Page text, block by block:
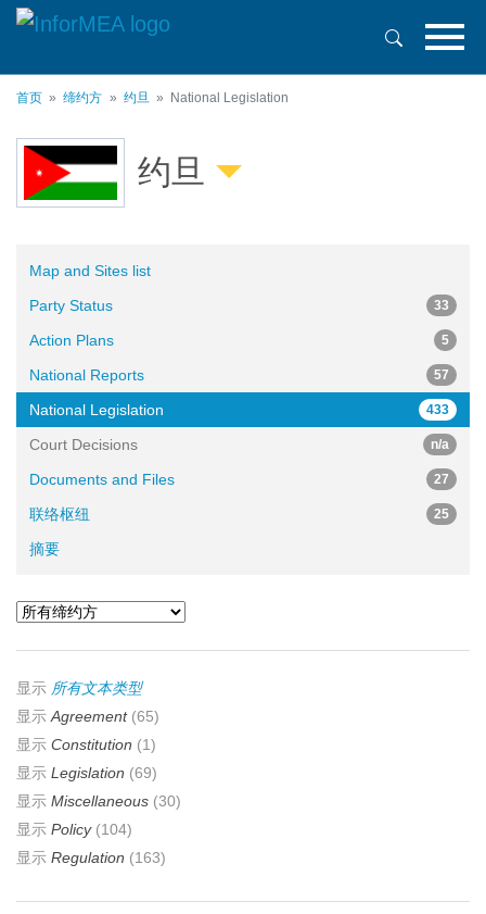
主
首页 缔约方 约旦 National Legislation
约旦
Map and Sites list
Party Status
33
Action Plans 5
National Reports 57
National Legislation 433
Court Decisions n/a
Documents and Files 27
联络枢纽 25
摘要
显示 所有文本类型
显示 Agreement (65)
显示 Constitution (1)
显示 Legislation (69)
显示 Miscellaneous (30)
显示 Policy (104)
显示 Regulation (163)